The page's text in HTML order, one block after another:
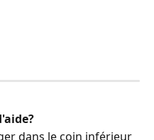
dans le coin inférieur